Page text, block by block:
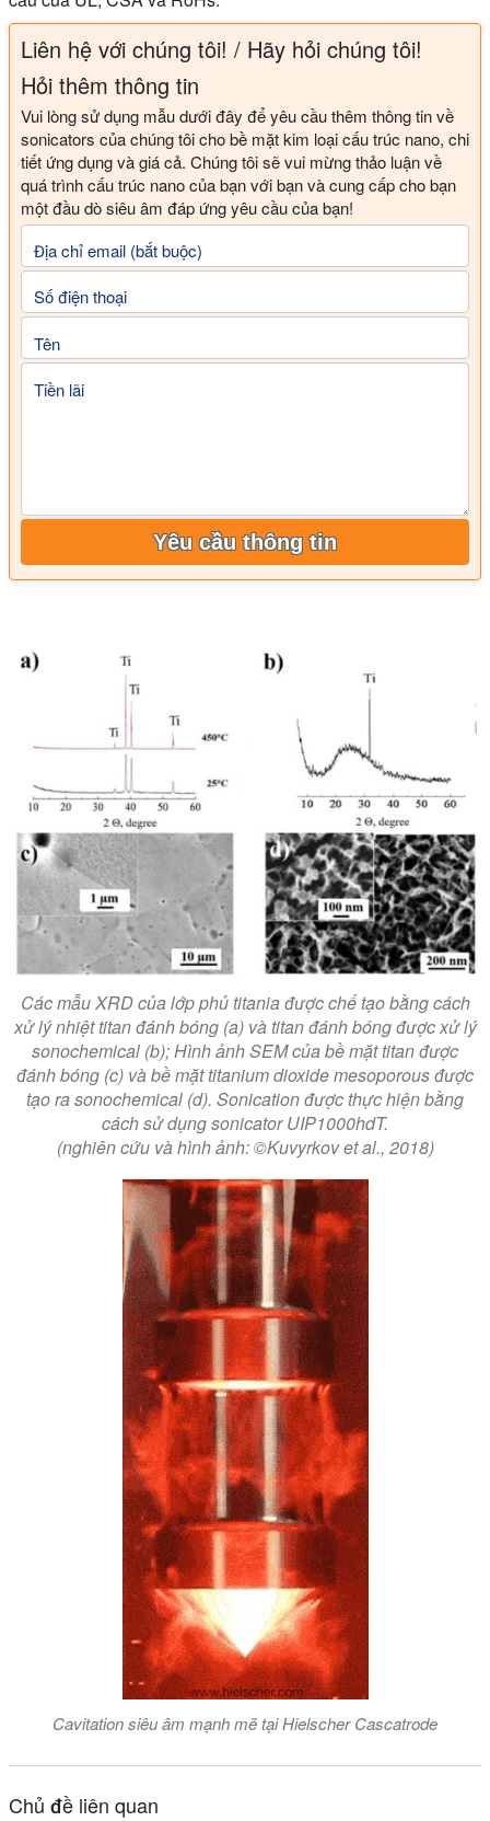
Liên hệ với chúng tôi! / Hãy hỏi chúng tôi!
Hỏi thêm thông tin
Vui lòng sử dụng mẫu dưới đây để yêu cầu thêm thông tin về
sonicators của chúng tôi cho bề mặt kim loại cấu trúc nano, chi
tiết ứng dụng và giá cả. Chúng tôi sẽ vui mừng thảo luận về
quá trình cấu trúc nano của bạn với bạn và cung cấp cho bạn
một đầu dò siêu âm đáp ứng yêu cầu của bạn!
Địa chỉ email (bắt buộc)
Số điện thoại
Tên
Tiền lãi
Yêu cầu thông tin
Các mẫu XRD của lớp phủ titania được chế tạo bằng cách
xử lý nhiệt titan đánh bóng (a) và titan đánh bóng được xử lý
sonochemical (b); Hình ảnh SEM của bề mặt titan được
đánh bóng (c) và bề mặt titanium dioxide mesoporous được
tạo ra sonochemical (d). Sonication được thực hiện bằng
cách sử dụng sonicator UIP1000hdT.
(nghiên cứu và hình ảnh: ©Kuvyrkov et al., 2018)
Cavitation siêu âm mạnh mẽ tại Hielscher Cascatrode
Chủ đề liên quan